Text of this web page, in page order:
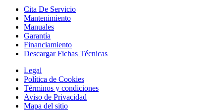
Cita De Servicio
Mantenimiento
Manuales
Garantía
Financiamiento
Descargar Fichas Técnicas
Legal
Política de Cookies
Términos y condiciones
Aviso de Privacidad
Mapa del sitio